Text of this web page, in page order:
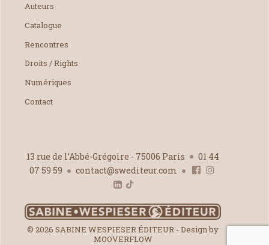
Auteurs
Catalogue
Rencontres
Droits / Rights
Numériques
Contact
13 rue de l’Abbé-Grégoire - 75006 Paris
01 44
07 59 59
contact@swediteur.com
© 2026 SABINE WESPIESER ÉDITEUR - Design by
MOOVERFLOW